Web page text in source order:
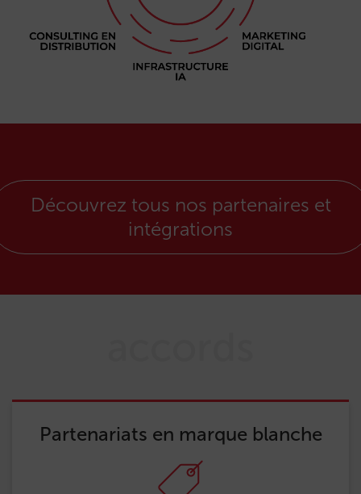
Découvrez tous nos partenaires et
intégrations
Partenariats en marque blanche